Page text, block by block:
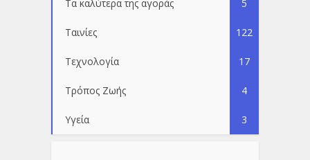
Τα καλύτερα της αγοράς 5
Ταινίες 122
Τεχνολογία 17
Τρόπος Ζωής 4
Υγεία 3